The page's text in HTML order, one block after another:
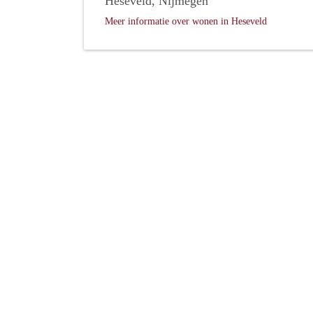
Meer informatie over wonen in Heseveld